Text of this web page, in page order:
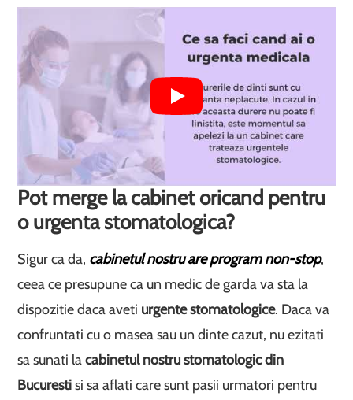
Pot merge la cabinet oricand pentru
o urgenta stomatologica?
Sigur ca da, cabinetul nostru are program non-stop,
ceea ce presupune ca un medic de garda va sta la
dispozitie daca aveti urgente stomatologice. Daca va
confruntati cu o masea sau un dinte cazut, nu ezitati
sa sunati lacabinetul nostru stomatologic din
Bucurestisi sa aflati care sunt pasii urmatori pentru